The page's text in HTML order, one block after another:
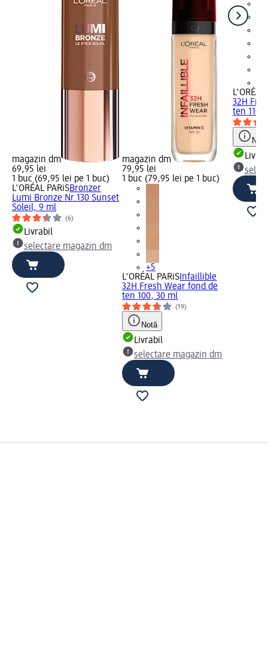
magazin dm
69,95 lei
1 buc (69,95 lei pe 1 buc)
L'ORÉAL PARiSBronzer
Lumi Bronze Nr.130 Sunset
Soleil, 9 ml
(6)
Livrabil
selectare magazin dm
magazin dm
79,95 lei
1 buc (79,95 lei pe 1 buc)
+5
L'ORÉAL PARiS Infaillible
32H Fresh Wear fond de
ten 100, 30 ml
(19)
Notă
Livrabil
selectare magazin dm
L'ORÉAL
32H
ten 110,
Notă